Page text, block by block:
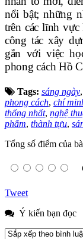
nổi bật; những
trên các lĩnh
công tác xây
gắn với việc
phong cách Hồ
Tags: sáng ngày,
phong cách, chí
thống nhất, nghệ
phẩm, thành tựu,
Tổng số điểm của
Tweet
Ý kiến bạn đọc